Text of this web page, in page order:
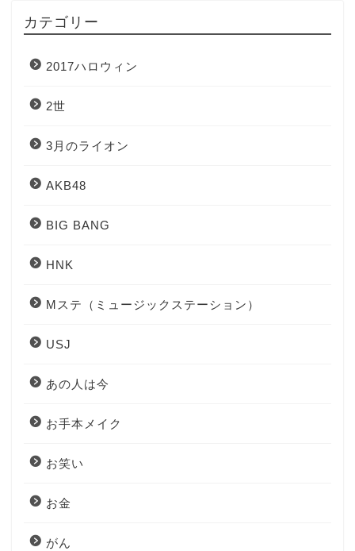
カテゴリー
2017ハロウィン
2世
3月のライオン
AKB48
BIG BANG
HNK
Mステ（ミュージックステーション）
USJ
あの人は今
お手本メイク
お笑い
お金
がん